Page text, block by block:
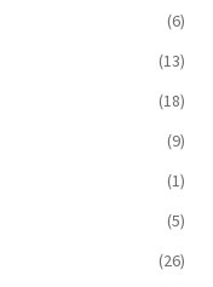
(6)
(13)
(18)
(9)
(1)
(5)
(26)